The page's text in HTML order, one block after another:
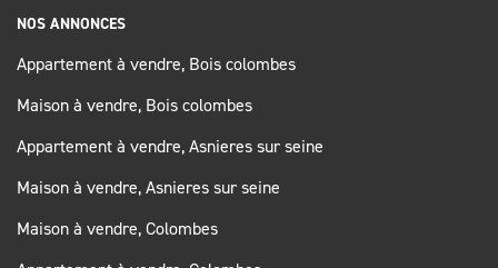
NOS ANNONCES
Appartement à vendre, Bois colombes
Maison à vendre, Bois colombes
Appartement à vendre, Asnieres sur seine
Maison à vendre, Asnieres sur seine
Maison à vendre, Colombes